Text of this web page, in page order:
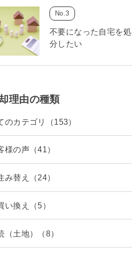
不要になった自宅を処
分したい
理由の種類
のカテゴリ（153）
様の声（41）
み替え（24）
い換え（5）
（土地）（8）